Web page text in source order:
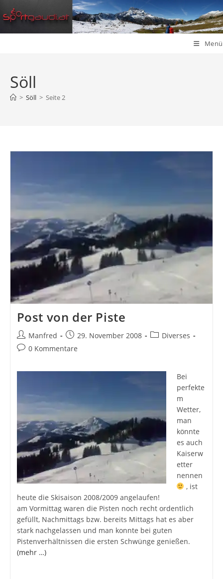
Zum
Inhalt
Menü
Söll
> Söll > Seite 2
Post von der Piste
Beitrags-
Autor:
Manfred
Beitrag
veröffentlicht:
29. November 2008
Beitrags-
Diverses
Beitrags-
0 Kommentare
Bei
perfekte
m
Wetter,
man
könnte
es auch
Kaiserw
etter
nennen
, ist
heute die Skisaison 2008/2009 angelaufen!
am Vormittag waren die Pisten noch recht ordentlich
gefüllt, Nachmittags bzw. bereits Mittags hat es aber
stark nachgelassen und man konnte bei guten
Pistenverhältnissen die ersten Schwünge genießen.
(mehr …)